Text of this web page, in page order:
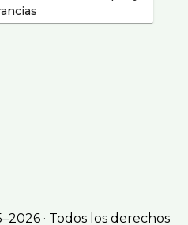
· Todos los derechos